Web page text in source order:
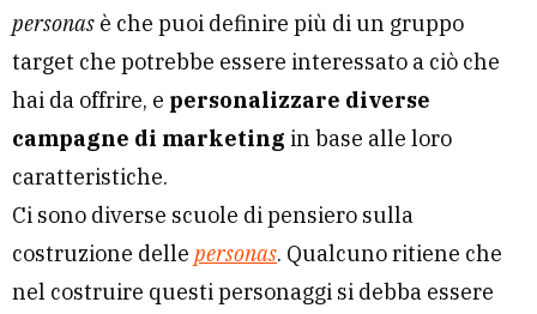
personas è che puoi definire più di un gruppo
target che potrebbe essere interessato a ciò che
hai da offrire, e personalizzare diverse
campagne di marketing in base alle loro
caratteristiche.
Ci sono diverse scuole di pensiero sulla
costruzione delle personas. Qualcuno ritiene che
nel costruire questi personaggi si debba essere